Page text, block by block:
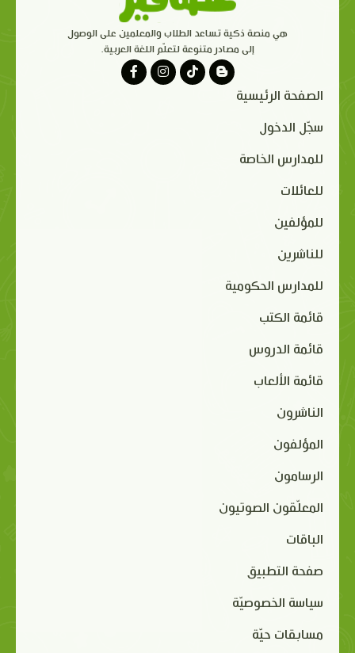
هي منصة ذكية تساعد الطلاب والمعلمين على الوصول
إلى مصادر متنوعة لتعلّم اللغة العربية.
الصفحة الرئيسية
سجّل الدخول
للمدارس الخاصة
للعائلات
للمؤلفين
للناشرين
للمدارس الحكومية
قائمة الكتب
قائمة الدروس
قائمة الألعاب
الناشرون
المؤلفون
الرسامون
المعلّقون الصوتيون
الباقات
صفحة التطبيق
سياسة الخصوصيّة
مسابقات حيّة